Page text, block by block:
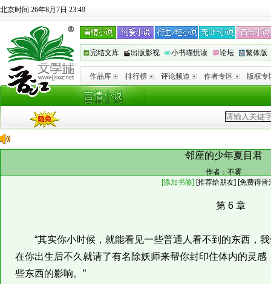
北京时间 26年8月7日 23:49
完结文库 出版影视 小书喵悦读 论坛 繁体版
作品库 排行榜 评论频道 作者专区 版权专
邻座的少年夏目君
作者： 不雾
[添加书签] [推荐给朋友] [免费得晋
第 6 章
“其实你小时候，就能看见一些普通人看不到的东西，我
在你出生后不久就请了有名除妖师来帮你封印住体内的灵
些东西的影响。”